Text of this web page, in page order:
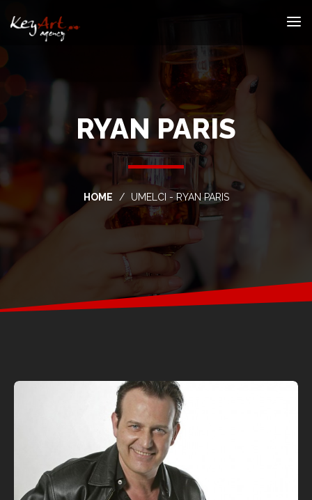
RYAN PARIS
HOME UMELCI - RYAN PARIS